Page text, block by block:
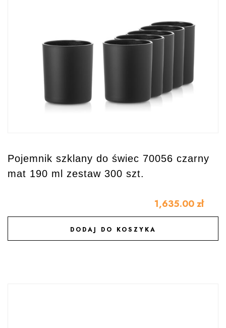
Pojemnik szklany do świec 70056 czarny
mat 190 ml zestaw 300 szt.
1,635.00 zł
DODAJ DO KOSZYKA
DODAJ DO ULUBIONYCH